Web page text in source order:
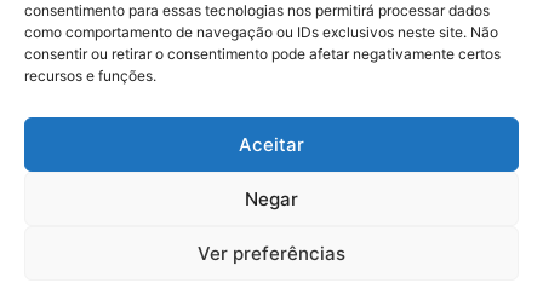
consentimento para essas tecnologias nos permitirá processar dados
como comportamento de navegação ou IDs exclusivos neste site. Não
consentir ou retirar o consentimento pode afetar negativamente certos
recursos e funções.
Aceitar
Negar
Ver preferências
FIQUE POR
DENTRO
DO PACTO
CONTRA A FOME
Assine nossa newsletter e saiba